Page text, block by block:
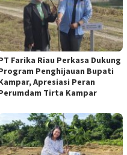
Farika Riau Perkasa Dukung
Penghijauan Bupati
Apresiasi Peran
Tirta Kampar